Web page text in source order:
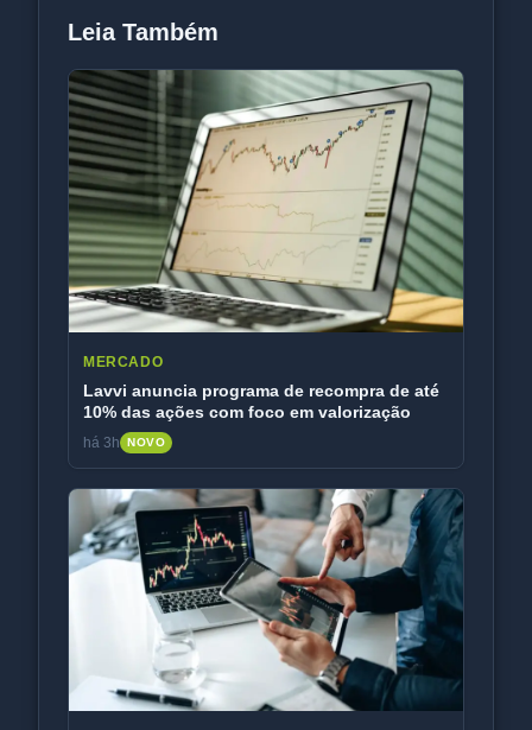
Leia Também
MERCADO
Lavvi anuncia programa de recompra de até
10% das ações com foco em valorização
há 3h NOVO